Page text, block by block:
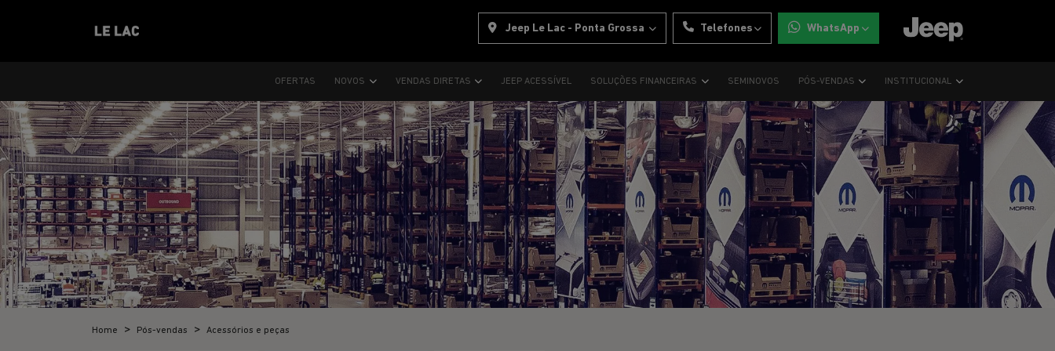
Jeep Le Lac - Ponta Grossa Telefones WhatsApp
OFERTAS NOVOS VENDAS DIRETAS JEEP ACESSÍVEL SOLUÇÕES FINANCEIRAS SEMINOVOS PÓS-VENDAS INSTITUCIONAL
Home Pós-vendas Acessórios e peças